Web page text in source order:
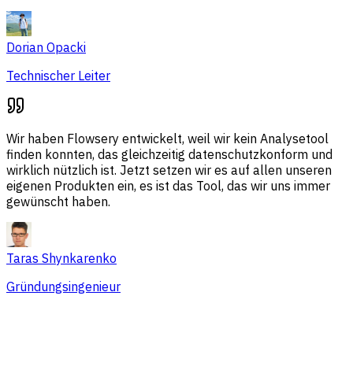
Dorian Opacki
Technischer Leiter
Wir haben Flowsery entwickelt, weil wir kein Analysetool
finden konnten, das gleichzeitig datenschutzkonform und
wirklich nützlich ist. Jetzt setzen wir es auf allen unseren
eigenen Produkten ein, es ist das Tool, das wir uns immer
gewünscht haben.
Taras Shynkarenko
Gründungsingenieur
Übersicht Session-Probleme